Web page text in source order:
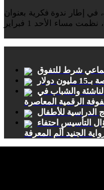
في إطار ندوة فكرية بعنوان
“تجديد الفكر الديني في عصر العولمة”، نظمت مساء الأحد 1 فبراير
شرط للتفوق
دولار
والشباب في
الرقمية المعاصرة
الدراسية للأطفال
التأسيس احتفاء
الجنيد ألَم المعرفة